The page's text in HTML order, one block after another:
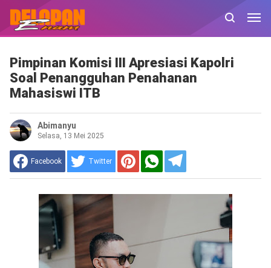
Pimpinan Komisi III Apresiasi Kapolri
Soal Penangguhan Penahanan
Mahasiswi ITB
Abimanyu
Selasa, 13 Mei 2025
Facebook Twitter